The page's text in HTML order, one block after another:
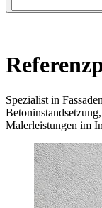
Spezialist in
Malerleistungen im